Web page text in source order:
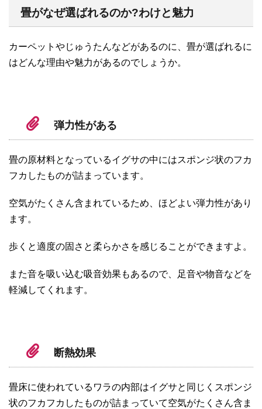
畳がなぜ選ばれるのか?わけと魅力
カーペットやじゅうたんなどがあるのに、畳が選ばれるに
はどんな理由や魅力があるのでしょうか。
弾力性がある
畳の原材料となっているイグサの中にはスポンジ状のフカ
フカしたものが詰まっています。
空気がたくさん含まれているため、ほどよい弾力性があり
ます。
歩くと適度の固さと柔らかさを感じることができますよ。
また音を吸い込む吸音効果もあるので、足音や物音などを
軽減してくれます。
断熱効果
畳床に使われているワラの内部はイグサと同じくスポンジ
状のフカフカしたものが詰まっていて空気がたくさん含ま